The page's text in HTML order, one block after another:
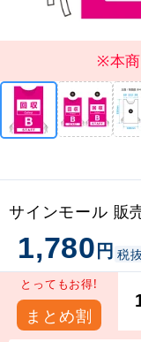
※本商
サインモール 販
1,780円 税
とってもお得!
まとめ割